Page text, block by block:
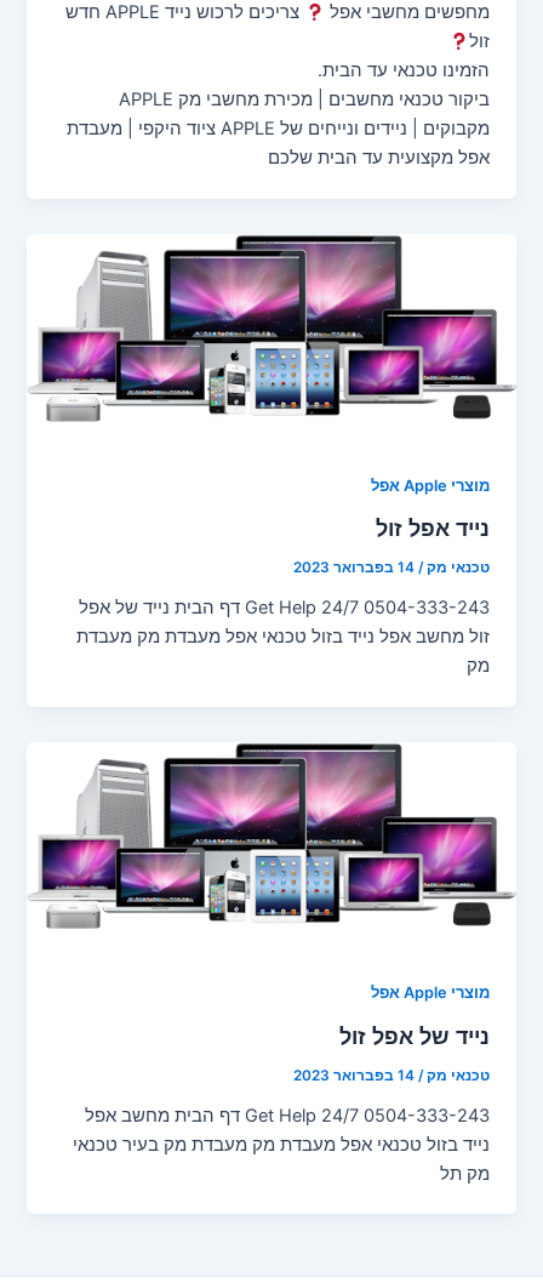
מחפשים מחשבי אפל
צריכים לרכוש נייד APPLE חדש
זול
הזמינו טכנאי עד הבית.
ביקור טכנאי מחשבים | מכירת מחשבי מק APPLE
מקבוקים | ניידים ונייחים של APPLE ציוד היקפי | מעבדת
אפל מקצועית עד הבית שלכם
מוצרי Apple אפל
נייד אפל זול
טכנאי מק/14 בפברואר 2023
Get Help 24/7 0504-333-243 דף הבית נייד של אפל
זול מחשב אפל נייד בזול טכנאי אפל מעבדת מק מעבדת
מק
מוצרי Apple אפל
נייד של אפל זול
טכנאי מק/14 בפברואר 2023
Get Help 24/7 0504-333-243 דף הבית מחשב אפל
נייד בזול טכנאי אפל מעבדת מק מעבדת מק בעיר טכנאי
מק תל